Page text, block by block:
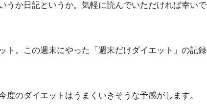
うか日記というか。気軽に読んでいただければ幸いで
ト。この週末にやった「週末だけダイエット」の記録
度のダイエットはうまくいきそうな予感がします。